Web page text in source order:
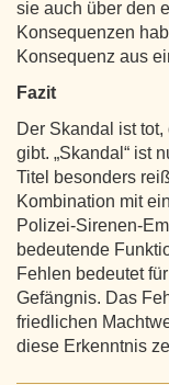
sie auch über den
Konsequenzen
Konsequenz aus
Fazit
Der Skandal ist
gibt. „Skandal“ ist
Titel besonders
Kombination mit
bedeutende
Fehlen bedeutet
Gefängnis. Das
friedlichen
diese Erkenntnis